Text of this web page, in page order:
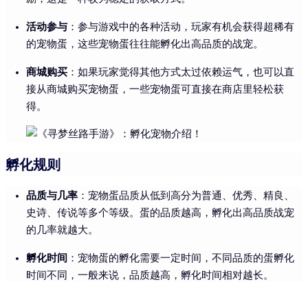
活动参与 ：参与游戏中的各种活动，玩家有机会获得超稀有
的宠物蛋，这些宠物蛋往往能孵化出高品质的战宠。
商城购买 ：如果玩家觉得其他方式太过依赖运气，也可以直
接从商城购买宠物蛋，一些宠物蛋可直接在商店里轻松获
得。
孵化规则
品质与几率 ：宠物蛋品质从低到高分为普通、优秀、精良、
史诗、传说等多个等级。蛋的品质越高，孵化出高品质战宠
的几率就越大。
孵化时间 ：宠物蛋的孵化需要一定时间，不同品质的蛋孵化
时间不同，一般来说，品质越高，孵化时间相对越长。